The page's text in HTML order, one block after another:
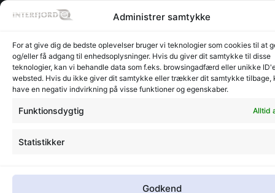
Administrer samtykke
For at give dig de bedste oplevelser bruger vi teknologier som cookies til at
og/eller få adgang til enhedsoplysninger. Hvis du giver dit samtykke til disse
teknologier, kan vi behandle data som f.eks. browsingadfærd eller unikke
websted. Hvis du ikke giver dit samtykke eller trækker dit samtykke tilbage,
have en negativ indvirkning på visse funktioner og egenskaber.
Funktionsdygtig Alltid
Statistikker
Godkend
©
CVR:
Lager
Glyngøre
Lager
Glyngøre Radesign.dk - Design på